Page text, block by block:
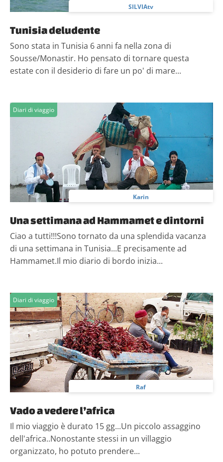
SILVIAtv
Tunisia deludente
Sono stata in Tunisia 6 anni fa nella zona di
Sousse/Monastir. Ho pensato di tornare questa
estate con il desiderio di fare un po' di mare...
Diari di viaggio
Karin
Una settimana ad Hammamet e dintorni
Ciao a tutti!!!Sono tornato da una splendida vacanza
di una settimana in Tunisia...E precisamente ad
Hammamet.Il mio diario di bordo inizia...
Diari di viaggio
Raf
Vado a vedere l’africa
Il mio viaggio è durato 15 gg...Un piccolo assaggino
dell'africa..Nonostante stessi in un villaggio
organizzato, ho potuto prendere...